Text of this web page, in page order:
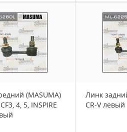
(MASUMA)
4, 5, INSPIRE
Линк
CR-V левый